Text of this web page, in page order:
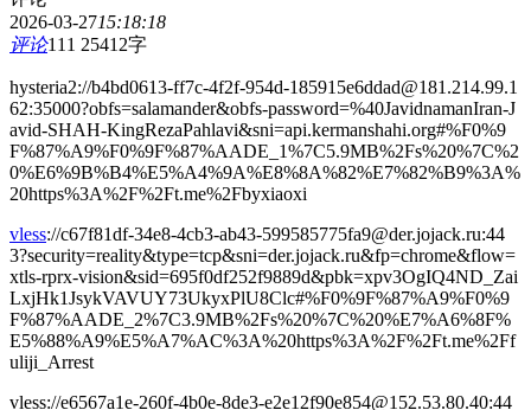
2026-03-2715:18:18
评论111 25412字
hysteria2://b4bd0613-ff7c-4f2f-954d-185915e6ddad@181.214.99.1
62:35000?obfs=salamander&obfs-password=%40JavidnamanIran-J
avid-SHAH-KingRezaPahlavi&sni=api.kermanshahi.org#%F0%9
F%87%A9%F0%9F%87%AADE_1%7C5.9MB%2Fs%20%7C%2
0%E6%9B%B4%E5%A4%9A%E8%8A%82%E7%82%B9%3A%
20https%3A%2F%2Ft.me%2Fbyxiaoxi
vless://c67f81df-34e8-4cb3-ab43-599585775fa9@der.jojack.ru:44
3?security=reality&type=tcp&sni=der.jojack.ru&fp=chrome&flow=
xtls-rprx-vision&sid=695f0df252f9889d&pbk=xpv3OgIQ4ND_Zai
LxjHk1JsykVAVUY73UkyxPlU8Clc#%F0%9F%87%A9%F0%9
F%87%AADE_2%7C3.9MB%2Fs%20%7C%20%E7%A6%8F%
E5%88%A9%E5%A7%AC%3A%20https%3A%2F%2Ft.me%2Ff
uliji_Arrest
vless://e6567a1e-260f-4b0e-8de3-e2e12f90e854@152.53.80.40:44